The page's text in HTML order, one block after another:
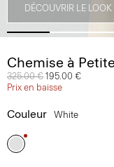
DÉCOUVRIR LE LOOK
Chemise à
Prix réduit de
325.00 € à195.00 €
Prix en baisse
Couleur White